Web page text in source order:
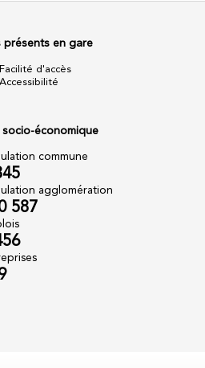
présents en gare
Facilité d'accès
Accessibilité
économique
commune
agglomération
587